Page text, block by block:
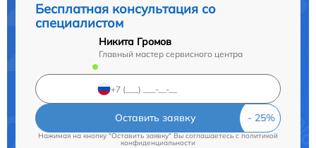
Бесплатная консультация со
специалистом
Никита Громов
Главный мастер сервисного центра
Оставить заявку
Нажимая на кнопку "Оставить заявку" Вы соглашаетесь cполитикой
конфиденциальности